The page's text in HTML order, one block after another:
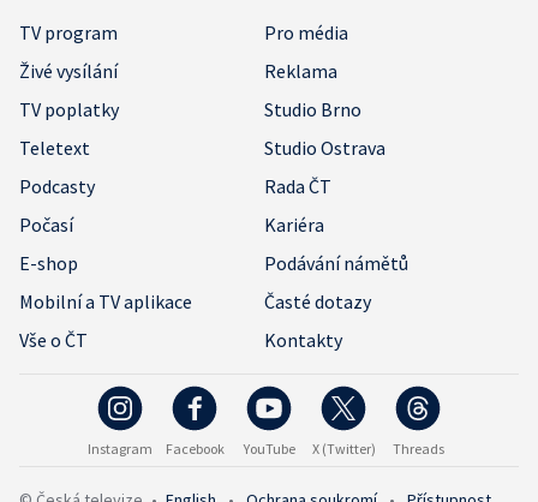
TV program
Pro média
Živé vysílání
Reklama
TV poplatky
Studio Brno
Teletext
Studio Ostrava
Podcasty
Rada ČT
Počasí
Kariéra
E-shop
Podávání námětů
Mobilní a TV aplikace
Časté dotazy
Vše o ČT
Kontakty
Instagram Facebook YouTube X (Twitter) Threads